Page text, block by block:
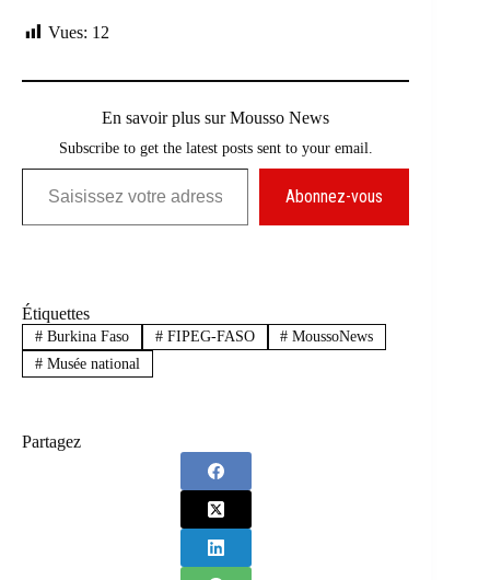
Vues: 12
En savoir plus sur Mousso News
Subscribe to get the latest posts sent to your email.
Saisissez votre adresse e-mail…
Abonnez-vous
Étiquettes
#Burkina Faso #FIPEG-FASO # MoussoNews
#Musée national
Partagez